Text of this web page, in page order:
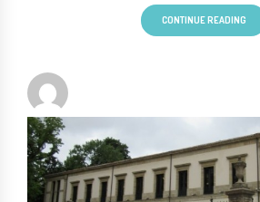
CONTINUE READING